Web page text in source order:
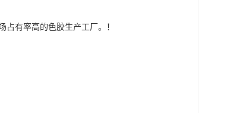
有率高的色胶生产工厂。！